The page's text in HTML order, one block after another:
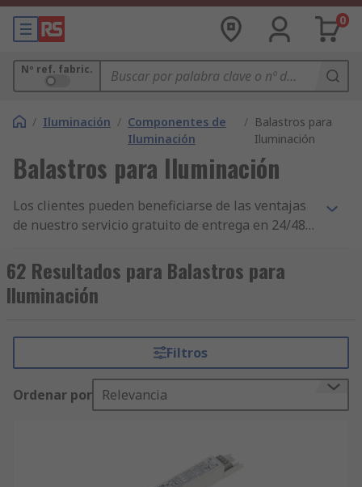
0
Nº ref. fabric.
/ Iluminación / Componentes de
Iluminación
/ Balastros para
Iluminación
Balastros para Iluminación
Los clientes pueden beneficiarse de las ventajas
de nuestro servicio gratuito de entrega en 24/48
Iluminación. Si usted compra en grandes
cantidades para su empresa, o necesita piezas
individuales en caso de emergencia, nos
para Iluminación se le entregue en 24/48 h. Para
aquellos que compran grandes cantidades o
realizan pedidos desde 600 €, disponemos de un
servicio de ofertas que puede adaptarse al
satisface las más altas expectativas. Sin embargo,
queremos que usted también esté convencido:
62 Resultados para Balastros para
Iluminación
Filtros
Ordenar por Relevancia